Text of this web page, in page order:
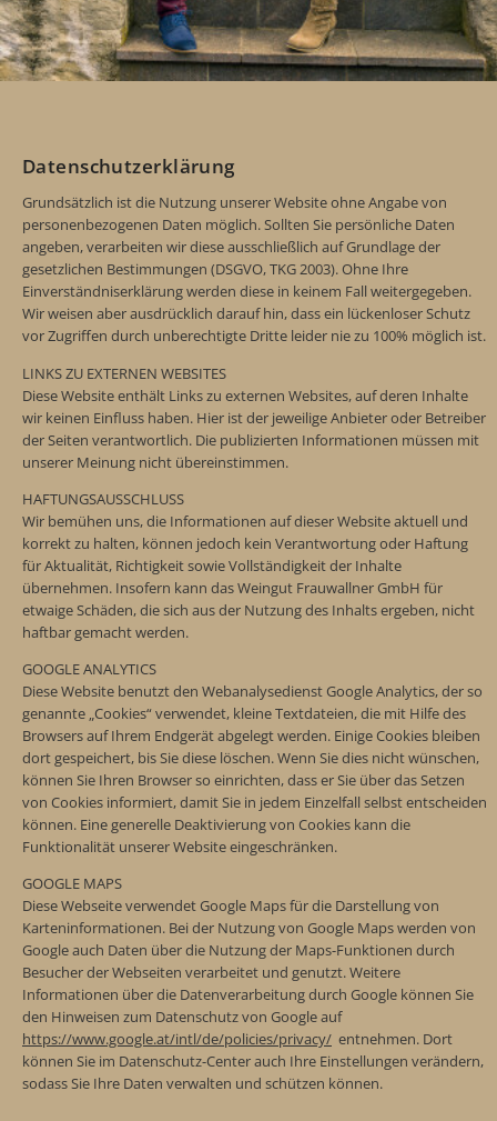
Datenschutzerklärung
Grundsätzlich ist die Nutzung unserer Website ohne Angabe von
personenbezogenen Daten möglich. Sollten Sie persönliche Daten
angeben, verarbeiten wir diese ausschließlich auf Grundlage der
gesetzlichen Bestimmungen (DSGVO, TKG 2003). Ohne Ihre
Einverständniserklärung werden diese in keinem Fall weitergegeben.
Wir weisen aber ausdrücklich darauf hin, dass ein lückenloser Schutz
vor Zugriffen durch unberechtigte Dritte leider nie zu 100% möglich ist.
LINKS ZU EXTERNEN WEBSITES
Diese Website enthält Links zu externen Websites, auf deren Inhalte
wir keinen Einfluss haben. Hier ist der jeweilige Anbieter oder Betreiber
der Seiten verantwortlich. Die publizierten Informationen müssen mit
unserer Meinung nicht übereinstimmen.
HAFTUNGSAUSSCHLUSS
Wir bemühen uns, die Informationen auf dieser Website aktuell und
korrekt zu halten, können jedoch kein Verantwortung oder Haftung
für Aktualität, Richtigkeit sowie Vollständigkeit der Inhalte
übernehmen. Insofern kann das Weingut Frauwallner GmbH für
etwaige Schäden, die sich aus der Nutzung des Inhalts ergeben, nicht
haftbar gemacht werden.
GOOGLE ANALYTICS
Diese Website benutzt den Webanalysedienst Google Analytics, der so
genannte „Cookies“ verwendet, kleine Textdateien, die mit Hilfe des
Browsers auf Ihrem Endgerät abgelegt werden. Einige Cookies bleiben
dort gespeichert, bis Sie diese löschen. Wenn Sie dies nicht wünschen,
können Sie Ihren Browser so einrichten, dass er Sie über das Setzen
von Cookies informiert, damit Sie in jedem Einzelfall selbst entscheiden
können. Eine generelle Deaktivierung von Cookies kann die
Funktionalität unserer Website eingeschränken.
GOOGLE MAPS
Diese Webseite verwendet Google Maps für die Darstellung von
Karteninformationen. Bei der Nutzung von Google Maps werden von
Google auch Daten über die Nutzung der Maps-Funktionen durch
Besucher der Webseiten verarbeitet und genutzt. Weitere
Informationen über die Datenverarbeitung durch Google können Sie
den Hinweisen zum Datenschutz von Google auf
https://www.google.at/intl/de/policies/privacy/ entnehmen. Dort
können Sie im Datenschutz-Center auch Ihre Einstellungen verändern,
sodass Sie Ihre Daten verwalten und schützen können.